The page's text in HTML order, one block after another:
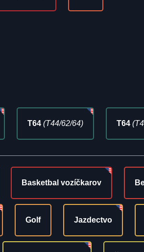
T64 (T44/62/64) T64
Basketbal vozíčkarov
Golf Jazdectvo